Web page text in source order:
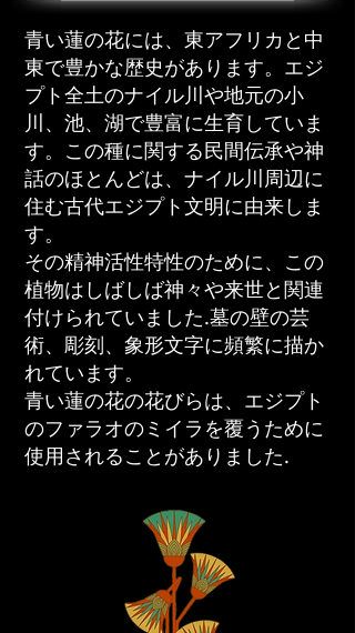
青い蓮の花には、東アフリカと中
東で豊かな歴史があります。エジ
プト全土のナイル川や地元の小
川、池、湖で豊富に生育していま
す。この種に関する民間伝承や神
話のほとんどは、ナイル川周辺に
住む古代エジプト文明に由来しま
す。
その精神活性特性のために、この
植物はしばしば神々や来世と関連
付けられていました.墓の壁の芸
術、彫刻、象形文字に頻繁に描か
れています。
青い蓮の花の花びらは、エジプト
のファラオのミイラを覆うために
使用されることがありました.